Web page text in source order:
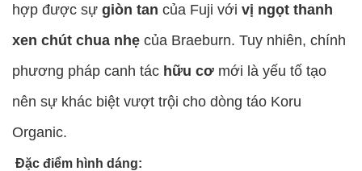
hợp được sự giòn tan của Fuji với vị ngọt thanh
xen chút chua nhẹ của Braeburn. Tuy nhiên, chính
phương pháp canh tác hữu cơ mới là yếu tố tạo
nên sự khác biệt vượt trội cho dòng táo Koru
Organic.
Đặc điểm hình dáng: